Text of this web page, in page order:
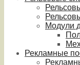
Модули
Рекламные